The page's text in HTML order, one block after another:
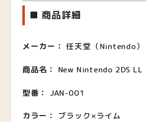
■ 商品詳細
メーカー： 任天堂（Nintendo）
商品名： New Nintendo 2DS LL
型番： JAN-001
カラー： ブラック×ライム